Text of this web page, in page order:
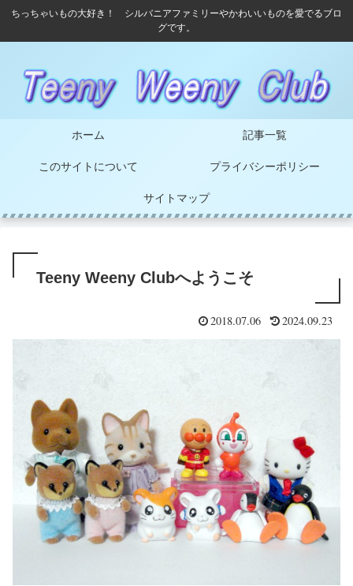
ちっちゃいもの大好き！ シルバニアファミリーやかわいいものを愛でるブロ
グです。
ホーム 記事一覧
このサイトについて プライバシーポリシー
サイトマップ
Teeny Weeny Clubへようこそ
2018.07.06 2024.09.23